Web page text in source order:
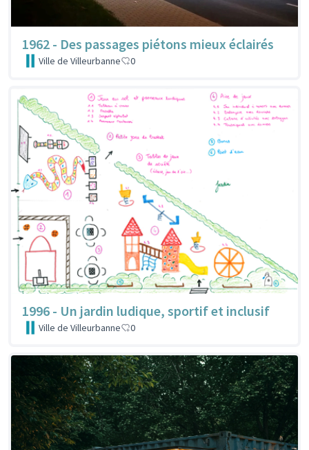
1962 - Des passages piétons mieux éclairés
Ville de Villeurbanne 0
1996 - Un jardin ludique, sportif et inclusif
Ville de Villeurbanne 0